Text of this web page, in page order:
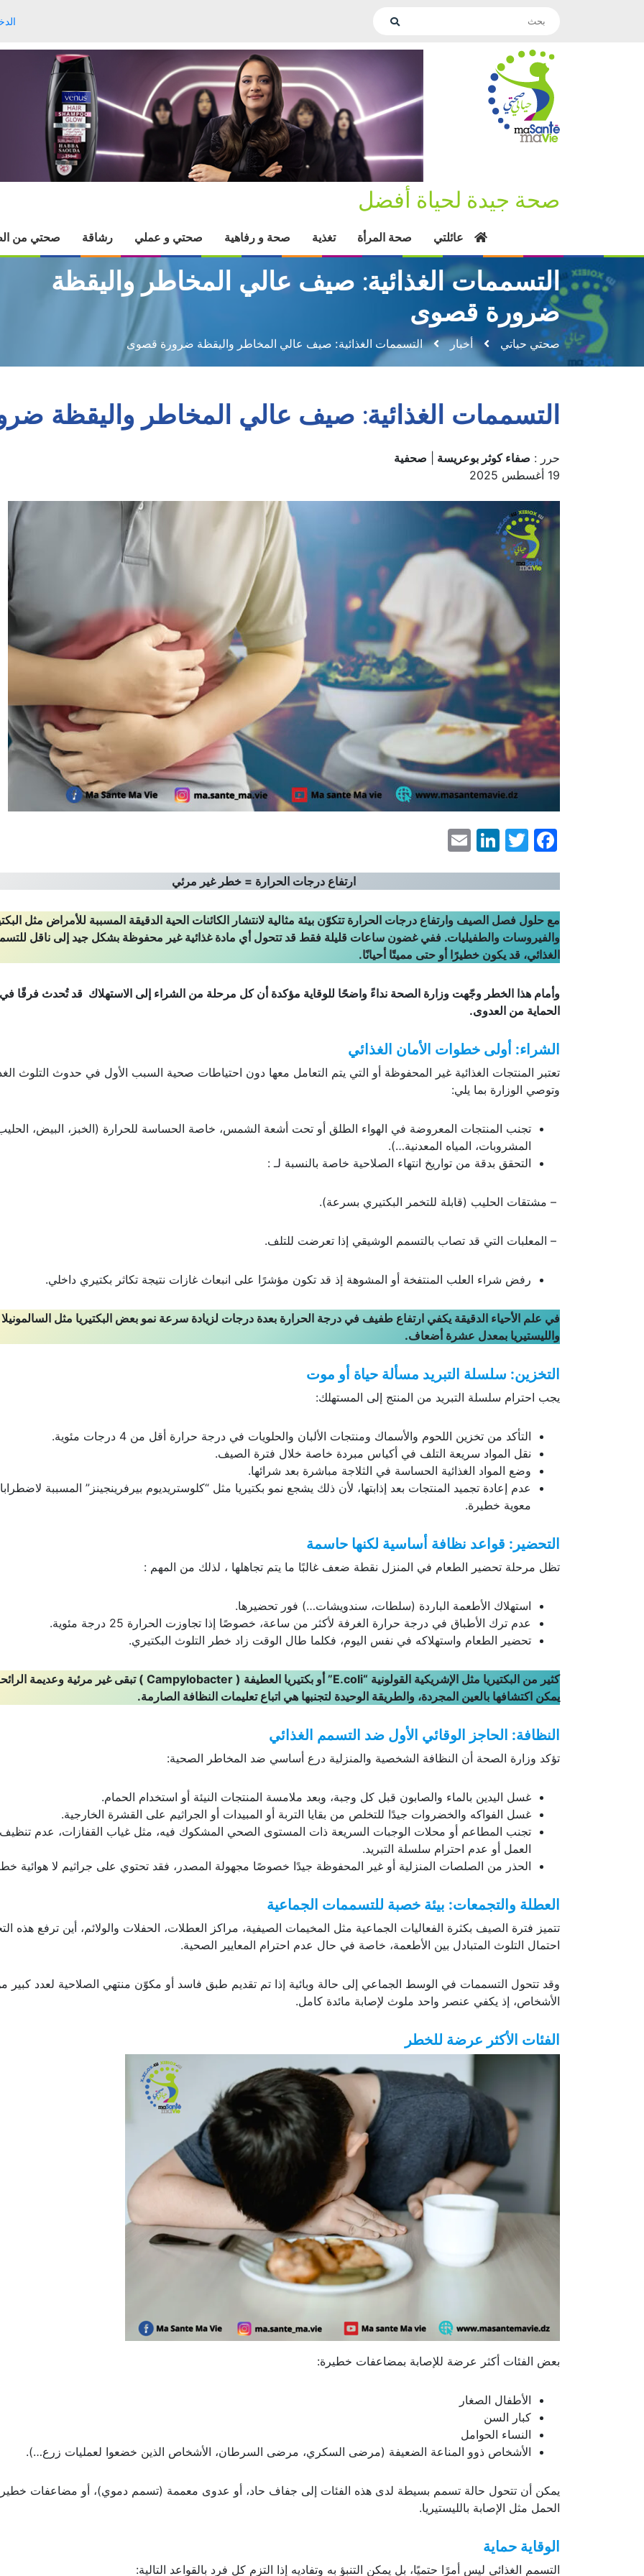
صحة جيدة لحياة أفضل
عائلتي صحة المرأة تغذية صحة و رفاهية صحتي و عملي رشاقة صحتي من
التسممات الغذائية: صيف عالي المخاطر واليقظة
ضرورة قصوى
صحتي حياتي أخبار التسممات الغذائية: صيف عالي المخاطر واليقظة ضرورة قصوى
التسممات الغذائية: صيف عالي المخاطر واليقظة
حرر : صفاء كوثر بوعريسة
صحفية
19 أغسطس 2025
Facebook
Twitter
LinkedIn
ارتفاع درجات الحرارة = خطر غير مرئي
مع حلول فصل الصيف وارتفاع درجات الحرارة تتكوّن بيئة مثالية لانتشار الكائنات الحية الدقيقة المسببة للأمراض مثل
والفيروسات والطفيليات. ففي غضون ساعات قليلة فقط قد تتحول أي مادة غذائية غير محفوظة بشكل جيد إلى ناقل
الغذائي، قد يكون خطيرًا أو حتى مميتًا أحيانًا.
وأمام هذا الخطر وجّهت وزارة الصحة نداءً واضحًا للوقاية مؤكدة أن كل مرحلة من الشراء إلى الاستهلاك قد تُحدث فرقًا في
الحماية من العدوى.
الشراء: أولى خطوات الأمان الغذائي
تعتبر المنتجات الغذائية غير المحفوظة أو التي يتم التعامل معها دون احتياطات صحية السبب الأول في حدوث التلوث
وتوصي الوزارة بما يلي:
تجنب المنتجات المعروضة في الهواء الطلق أو تحت أشعة الشمس، خاصة الحساسة للحرارة (الخبز، البيض،
المشروبات، المياه المعدنية…).
التحقق بدقة من تواريخ انتهاء الصلاحية خاصة بالنسبة لـ :
– مشتقات الحليب (قابلة للتخمر البكتيري بسرعة).
– المعلبات التي قد تصاب بالتسمم الوشيقي إذا تعرضت للتلف.
رفض شراء العلب المنتفخة أو المشوهة إذ قد تكون مؤشرًا على انبعاث غازات نتيجة تكاثر بكتيري داخلي.
في علم الأحياء الدقيقة يكفي ارتفاع طفيف في درجة الحرارة بعدة درجات لزيادة سرعة نمو بعض البكتيريا مثل السالمونيلا
والليستيريا بمعدل عشرة أضعاف.
التخزين: سلسلة التبريد مسألة حياة أو موت
يجب احترام سلسلة التبريد من المنتج إلى المستهلك:
التأكد من تخزين اللحوم والأسماك ومنتجات الألبان والحلويات في درجة حرارة أقل من 4 درجات مئوية.
نقل المواد سريعة التلف في أكياس مبردة خاصة خلال فترة الصيف.
وضع المواد الغذائية الحساسة في الثلاجة مباشرة بعد شرائها.
عدم إعادة تجميد المنتجات بعد إذابتها، لأن ذلك يشجع نمو بكتيريا مثل “كلوستريديوم بيرفرينجينز” المسببة
معوية خطيرة.
التحضير: قواعد نظافة أساسية لكنها حاسمة
تظل مرحلة تحضير الطعام في المنزل نقطة ضعف غالبًا ما يتم تجاهلها ، لذلك من المهم :
استهلاك الأطعمة الباردة (سلطات، سندويشات…) فور تحضيرها.
عدم ترك الأطباق في درجة حرارة الغرفة لأكثر من ساعة، خصوصًا إذا تجاوزت الحرارة 25 درجة مئوية.
تحضير الطعام واستهلاكه في نفس اليوم، فكلما طال الوقت زاد خطر التلوث البكتيري.
كثير من البكتيريا مثل الإشريكية القولونية “E.coli” أو بكتيريا العطيفة ( Campylobacter ) تبقى غير مرئية وعديمة
يمكن اكتشافها بالعين المجردة، والطريقة الوحيدة لتجنبها هي اتباع تعليمات النظافة الصارمة.
النظافة: الحاجز الوقائي الأول ضد التسمم الغذائي
تؤكد وزارة الصحة أن النظافة الشخصية والمنزلية درع أساسي ضد المخاطر الصحية:
غسل اليدين بالماء والصابون قبل كل وجبة، وبعد ملامسة المنتجات النيئة أو استخدام الحمام.
غسل الفواكه والخضروات جيدًا للتخلص من بقايا التربة أو المبيدات أو الجراثيم على القشرة الخارجية.
تجنب المطاعم أو محلات الوجبات السريعة ذات المستوى الصحي المشكوك فيه، مثل غياب القفازات، عدم
العمل أو عدم احترام سلسلة التبريد.
الحذر من الصلصات المنزلية أو غير المحفوظة جيدًا خصوصًا مجهولة المصدر، فقد تحتوي على جراثيم لا هوائية
العطلة والتجمعات: بيئة خصبة للتسممات الجماعية
تتميز فترة الصيف بكثرة الفعاليات الجماعية مثل المخيمات الصيفية، مراكز العطلات، الحفلات والولائم، أين ترفع هذه
احتمال التلوث المتبادل بين الأطعمة، خاصة في حال عدم احترام المعايير الصحية.
وقد تتحول التسممات في الوسط الجماعي إلى حالة وبائية إذا تم تقديم طبق فاسد أو مكوّن منتهي الصلاحية لعدد كبير
الأشخاص، إذ يكفي عنصر واحد ملوث لإصابة مائدة كامل.
الفئات الأكثر عرضة للخطر
بعض الفئات أكثر عرضة للإصابة بمضاعفات خطيرة:
الأطفال الصغار
كبار السن
النساء الحوامل
الأشخاص ذوو المناعة الضعيفة (مرضى السكري، مرضى السرطان، الأشخاص الذين خضعوا لعمليات زرع…).
يمكن أن تتحول حالة تسمم بسيطة لدى هذه الفئات إلى جفاف حاد، أو عدوى معممة (تسمم دموي)، أو مضاعفات
الحمل مثل الإصابة بالليستيريا.
الوقاية حماية
التسمم الغذائي ليس أمرًا حتميًا، بل يمكن التنبؤ به وتفاديه إذا التزم كل فرد بالقواعد التالية: